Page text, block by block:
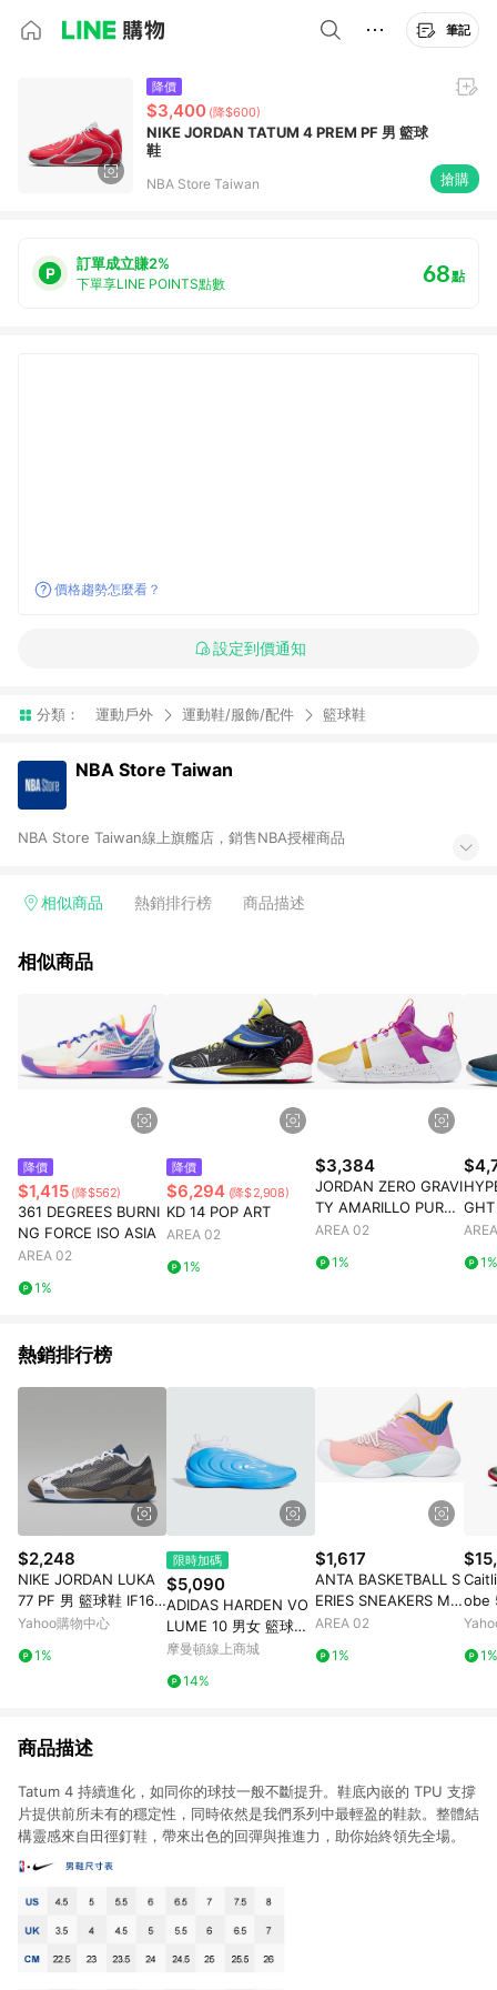
筆記
降價
$3,400 (降$600)
NIKE JORDAN TATUM 4 PREM PF 男 籃球
鞋
NBA Store Taiwan 搶購
訂單成立賺2%
下單享LINE POINTS點數 68點
價格趨勢怎麼看？
設定到價通知
分類： 運動戶外 運動鞋/服飾/配件 籃球鞋
NBA Store Taiwan
NBA Store Taiwan線上旗艦店，銷售NBA授權商品
相似商品 熱銷排行榜 商品描述
相似商品
降價
$1,415 (降$562)
361 DEGREES BURNI
NG FORCE ISO ASIA
AREA 02
1%
降價
$6,294 (降$2,908)
KD 14 POP ART
AREA 02
1%
$3,384
JORDAN ZERO GRAVI
TY AMARILLO PURPL
E
AREA 02
1%
1%
熱銷排行榜
$2,248
NIKE JORDAN LUKA
77 PF 男 籃球鞋 IF161
1002
Yahoo購物中心
1%
限時加碼
$5,090
ADIDAS HARDEN VO
LUME 10 男女 籃球鞋
JQ9422
摩曼頓線上商城
14%
$1,617
ANTA BASKETBALL S
ERIES SNEAKERS MID
PINK WHITE BLUE
AREA 02
1%
obe
色紅
1%
商品描述
Tatum 4 持續進化，如同你的球技一般不斷提升。鞋底內嵌的 TPU 支撐
片提供前所未有的穩定性，同時依然是我們系列中最輕盈的鞋款。整體結
構靈感來自田徑釘鞋，帶來出色的回彈與推進力，助你始終領先全場。